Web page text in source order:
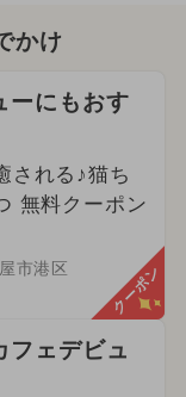
かけ
ーにもおす
される♪猫ち
無料クーポン
市港区 クーポン
フェデビュ